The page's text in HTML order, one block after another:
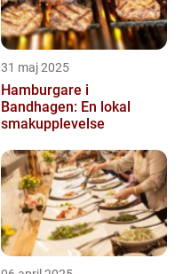
31 maj 2025
Hamburgare i
Bandhagen: En lokal
smakupplevelse